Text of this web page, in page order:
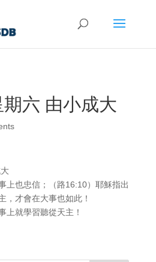
六 由小成大
上也忠信；（路16:10）耶穌指出
，才會在大事也如此！
上就學習聽從天主！